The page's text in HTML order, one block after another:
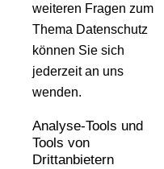
weiteren Fragen zum
Thema Datenschutz
können Sie sich
jederzeit an uns
wenden.
Analyse-Tools und
Tools von
Drittanbietern